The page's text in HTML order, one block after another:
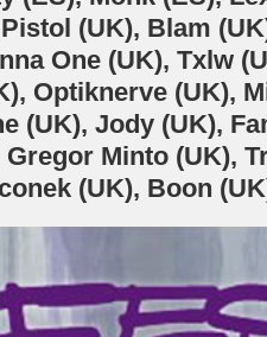
(UK), Blam
One (UK), Txlw
Optiknerve (UK),
(UK), Jody (UK),
Minto (UK),
(UK), Boon